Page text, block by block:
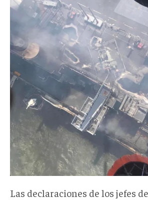
Las declaraciones de los jefes